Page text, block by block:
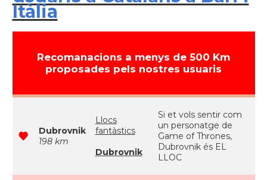
Itàlia
Recomanacions a menys de 500 Km
proposades pels nostres usuaris
Dubrovnik
198 km
Llocs
fantàstics
Dubrovnik
Si et vols sentir com
un personatge de
Game of Thrones,
Dubrovnik és EL
LLOC